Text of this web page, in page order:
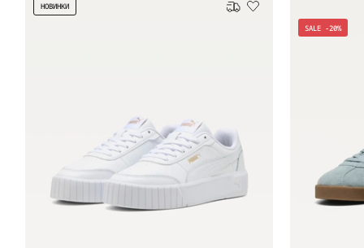
НОВИНКИ Безкоштовна доставка
SALE -20%